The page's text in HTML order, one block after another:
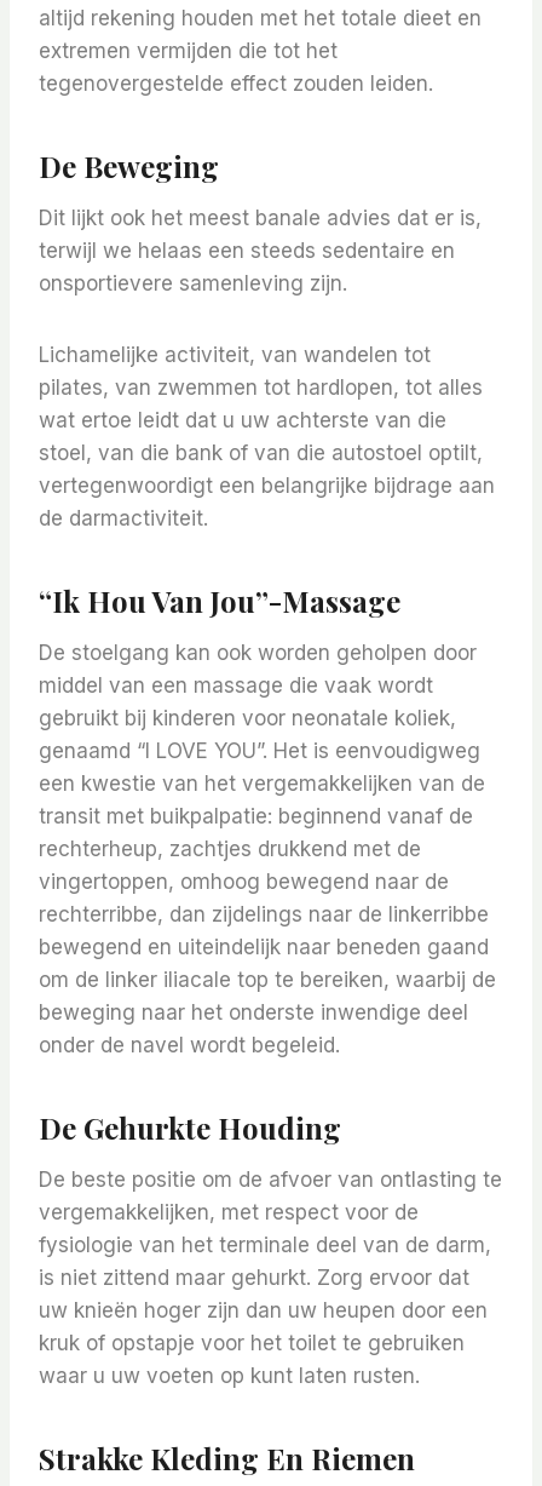
altijd rekening houden met het totale dieet en
extremen vermijden die tot het
tegenovergestelde effect zouden leiden.
De Beweging
Dit lijkt ook het meest banale advies dat er is,
terwijl we helaas een steeds sedentaire en
onsportievere samenleving zijn.
Lichamelijke activiteit, van wandelen tot
pilates, van zwemmen tot hardlopen, tot alles
wat ertoe leidt dat u uw achterste van die
stoel, van die bank of van die autostoel optilt,
vertegenwoordigt een belangrijke bijdrage aan
de darmactiviteit.
“Ik Hou Van Jou”-Massage
De stoelgang kan ook worden geholpen door
middel van een massage die vaak wordt
gebruikt bij kinderen voor neonatale koliek,
genaamd “I LOVE YOU”. Het is eenvoudigweg
een kwestie van het vergemakkelijken van de
transit met buikpalpatie: beginnend vanaf de
rechterheup, zachtjes drukkend met de
vingertoppen, omhoog bewegend naar de
rechterribbe, dan zijdelings naar de linkerribbe
bewegend en uiteindelijk naar beneden gaand
om de linker iliacale top te bereiken, waarbij de
beweging naar het onderste inwendige deel
onder de navel wordt begeleid.
De Gehurkte Houding
De beste positie om de afvoer van ontlasting te
vergemakkelijken, met respect voor de
fysiologie van het terminale deel van de darm,
is niet zittend maar gehurkt. Zorg ervoor dat
uw knieën hoger zijn dan uw heupen door een
kruk of opstapje voor het toilet te gebruiken
waar u uw voeten op kunt laten rusten.
Strakke Kleding En Riemen